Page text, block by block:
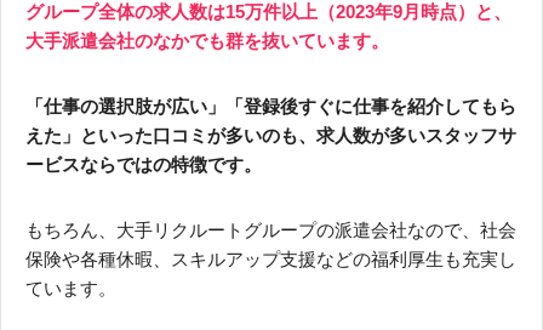
グループ全体の求人数は15万件以上（2023年9月時点）と、
大手派遣会社のなかでも群を抜いています。
「仕事の選択肢が広い」「登録後すぐに仕事を紹介してもら
えた」といった口コミが多いのも、求人数が多いスタッフサ
ービスならではの特徴です。
もちろん、大手リクルートグループの派遣会社なので、社会
保険や各種休暇、スキルアップ支援などの福利厚生も充実し
ています。